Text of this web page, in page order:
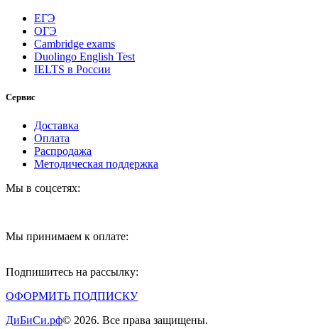
ЕГЭ
ОГЭ
Cambridge exams
Duolingo English Test
IELTS в России
Сервис
Доставка
Оплата
Распродажа
Методическая поддержка
Мы в соцсетях:
Мы принимаем к оплате:
Подпишитесь на рассылку:
ОФОРМИТЬ ПОДПИСКУ
ДиБиСи.рф© 2026. Все права защищены.